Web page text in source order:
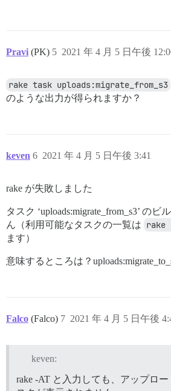
Pravi (PK) 2021 年 4 月 5 日午後
5
rake task uploads:migrate_from_s3
のような出力が得られますか？
keven 2021 年 4 月 5 日午後 3:41
6
rake が失敗しました
タスク ‘uploads:migrate_from_s3’ の
ん（利用可能なタスクの一覧は rake
ます）
意味するところは？
Falco (Falco) 2021 年 4 月 5 日午後
7
keven:
rake -AT と入力しても、アップロー